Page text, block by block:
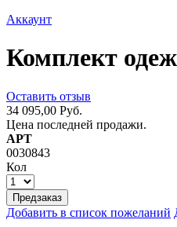
Аккаунт
Комплект
Оставить отзыв
34 095,00 Руб.
Цена последней продажи.
АРТ
0030843
Кол
Предзаказ
Добавить в список пожеланий